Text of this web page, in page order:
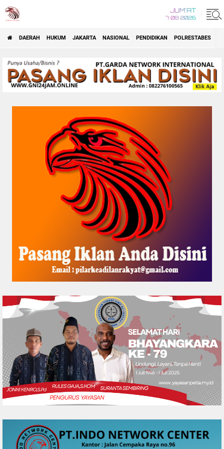
JUM'AT
7 08 2026
DAERAH HUKUM JAKARTA NASIONAL PENDIDIKAN POLRESTABES